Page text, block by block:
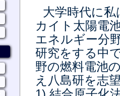
大学時代に
カイト太陽電
エネルギー分
研究をする中
野の燃料電池
え八島研を志